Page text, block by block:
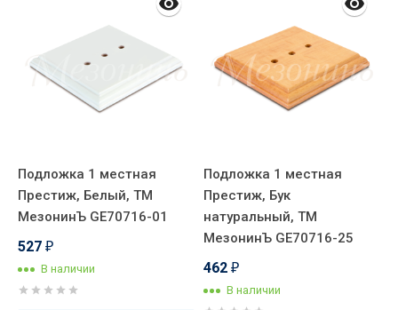
Подложка 1 местная
Престиж, Белый, ТМ
МезонинЪ GE70716-01
527 ₽
В наличии
Подложка 1 местная
Престиж, Бук
натуральный, ТМ
МезонинЪ GE70716-25
462 ₽
В наличии